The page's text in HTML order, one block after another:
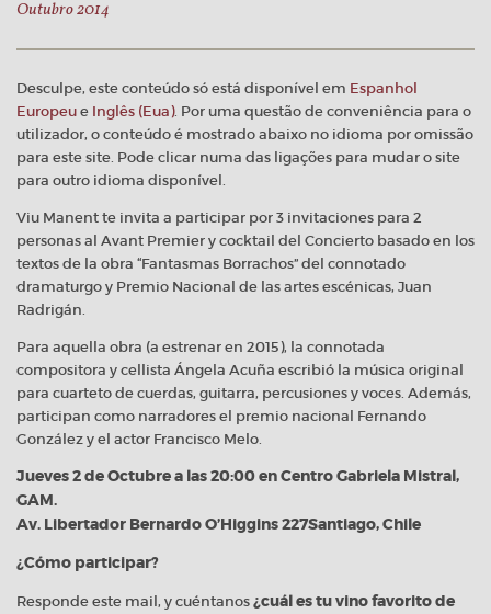
Outubro 2014
Desculpe, este conteúdo só está disponível em Espanhol
Europeue Inglês (Eua). Por uma questão de conveniência para o
utilizador, o conteúdo é mostrado abaixo no idioma por omissão
para este site. Pode clicar numa das ligações para mudar o site
para outro idioma disponível.
Viu Manent te invita a participar por 3 invitaciones para 2
personas al Avant Premier y cocktail del Concierto basado en los
textos de la obra “Fantasmas Borrachos” del connotado
dramaturgo y Premio Nacional de las artes escénicas, Juan
Radrigán.
Para aquella obra (a estrenar en 2015), la connotada
compositora y cellista Ángela Acuña escribió la música original
para cuarteto de cuerdas, guitarra, percusiones y voces. Además,
participan como narradores el premio nacional Fernando
González y el actor Francisco Melo.
Jueves 2 de Octubre a las 20:00 en Centro Gabriela Mistral,
GAM.
Av. Libertador Bernardo O’Higgins 227Santiago, Chile
¿Cómo participar?
Responde este mail, y cuéntanos¿cuál es tu vino favorito de